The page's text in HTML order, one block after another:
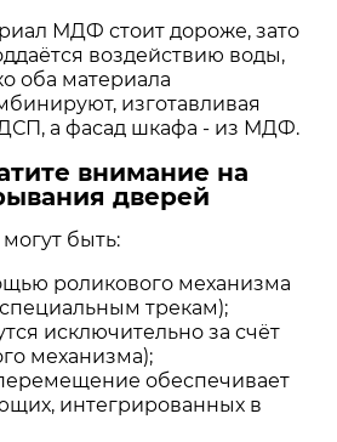
МДФ стоит дороже, зато
воздействию воды,
оба материала
изготавливая
а фасад шкафа - из МДФ.
внимание на
дверей
быть:
роликового механизма
трекам);
исключительно за счёт
механизма);
обеспечивает
интегрированных в